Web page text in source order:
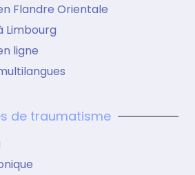
Flandre Orientale
Limbourg
ligne
de traumatisme